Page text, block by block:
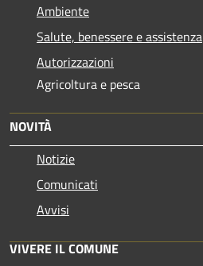
Ambiente
Salute, benessere e assistenza
Autorizzazioni
Agricoltura e pesca
NOVITÀ
Notizie
Comunicati
Avvisi
VIVERE IL COMUNE